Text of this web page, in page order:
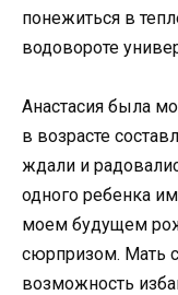
понежиться в
водовороте
Анастасия была
в возрасте
ждали и
одного ребенка
моем будущем
сюрпризом. Мать
возможность